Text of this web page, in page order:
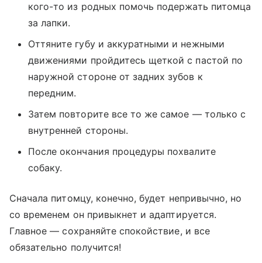
кого-то из родных помочь подержать питомца
за лапки.
Оттяните губу и аккуратными и нежными
движениями пройдитесь щеткой с пастой по
наружной стороне от задних зубов к
передним.
Затем повторите все то же самое — только с
внутренней стороны.
После окончания процедуры похвалите
собаку.
Сначала питомцу, конечно, будет непривычно, но
со временем он привыкнет и адаптируется.
Главное — сохраняйте спокойствие, и все
обязательно получится!